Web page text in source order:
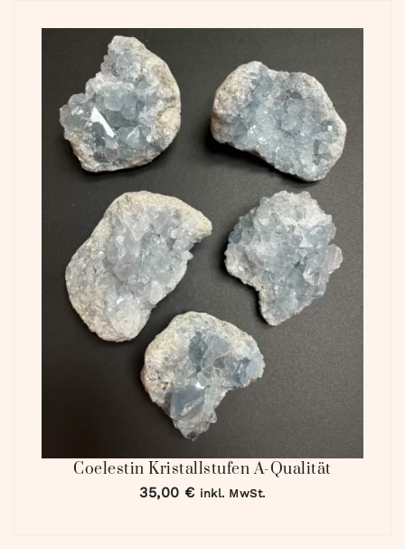
Coelestin Kristallstufen A-Qualität
35,00 € inkl. MwSt.